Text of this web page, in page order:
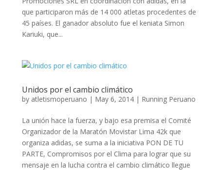
que participaron más de 14 000 atletas procedentes de
45 países. El ganador absoluto fue el keniata Simon
Kariuki, que...
Unidos por el cambio climático
by atletismoperuano | May 6, 2014| Running Peruano
La unión hace la fuerza, y bajo esa premisa el Comité
Organizador de la Maratón Movistar Lima 42k que
organiza adidas, se suma a la iniciativa PON DE TU
PARTE, Compromisos por el Clima para lograr que su
mensaje en la lucha contra el cambio climático llegue